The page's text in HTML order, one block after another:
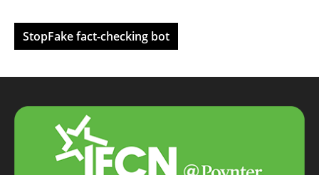
StopFake fact-checking bot